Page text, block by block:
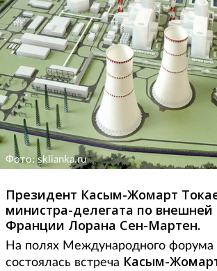
Фото: sklianka.ru
Президент Касым-Жомарт
министра-делегата по внешней
Франции Лорана Сен-Мартен.
На полях Международного форума
состоялась встреча Касым-